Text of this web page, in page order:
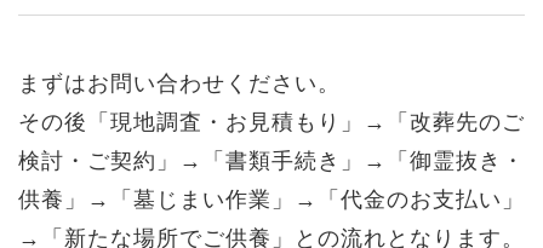
まずはお問い合わせください。
その後「現地調査・お見積もり」→「改葬先のご
検討・ご契約」→「書類手続き」→「御霊抜き・
供養」→「墓じまい作業」→「代金のお支払い」
→「新たな場所でご供養」との流れとなります。